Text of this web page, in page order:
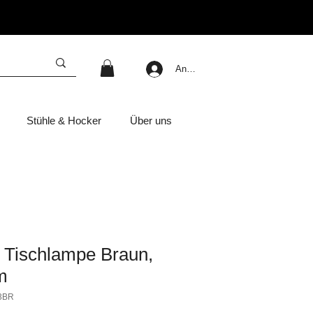
Stühle & Hocker Über uns
Anmelden
Braun,